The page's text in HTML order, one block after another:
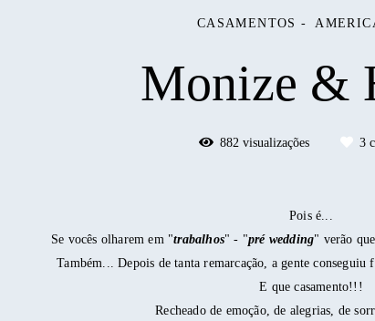
CASAMENTOS
Monize &
882 visualizações 3
Pois é...
Se vocês olharem em "trabalhos" - "pré wedding" verão
Também... Depois de tanta remarcação, a gente conseguiu
E que casamento!!!
Recheado de emoção, de alegrias, de